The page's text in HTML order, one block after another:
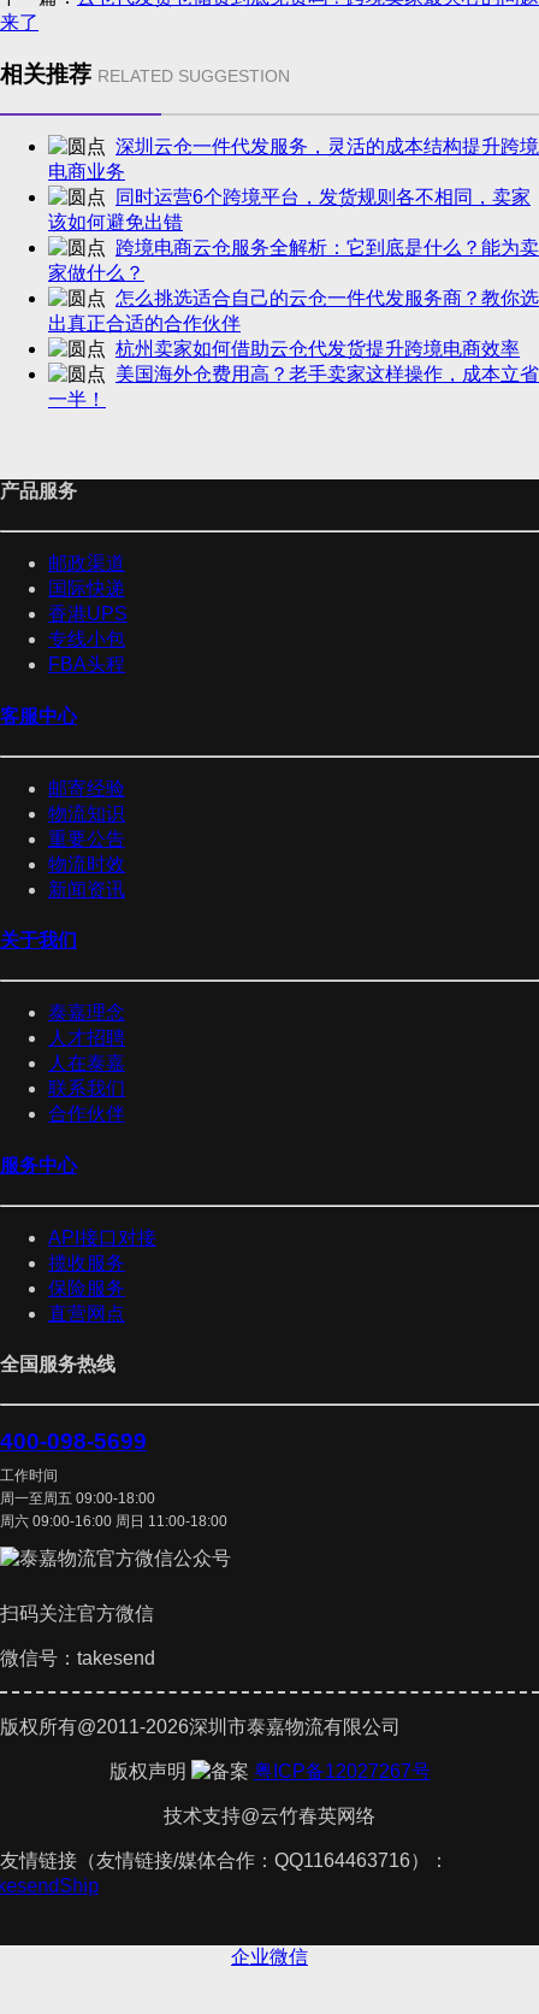
来了
相关推荐 RELATED SUGGESTION
深圳云仓一件代发服务，灵活的成本结构提升跨境
电商业务
同时运营6个跨境平台，发货规则各不相同，卖家
该如何避免出错
跨境电商云仓服务全解析：它到底是什么？能为卖
家做什么？
怎么挑选适合自己的云仓一件代发服务商？教你选
出真正合适的合作伙伴
杭州卖家如何借助云仓代发货提升跨境电商效率
美国海外仓费用高？老手卖家这样操作，成本立省
一半！
产品服务
邮政渠道
国际快递
香港UPS
专线小包
FBA头程
客服中心
邮寄经验
物流知识
重要公告
物流时效
新闻资讯
关于我们
泰嘉理念
人才招聘
人在泰嘉
联系我们
合作伙伴
服务中心
API接口对接
揽收服务
保险服务
直营网点
全国服务热线
400-098-5699
工作时间
周一至周五 09:00-18:00
周六 09:00-16:00 周日 11:00-18:00
扫码关注官方微信
微信号：takesend
版权所有@2011-2026深圳市泰嘉物流有限公司
版权声明 粤ICP备12027267号
技术支持@云竹春英网络
友情链接（友情链接/媒体合作：QQ1164463716）：
企业微信